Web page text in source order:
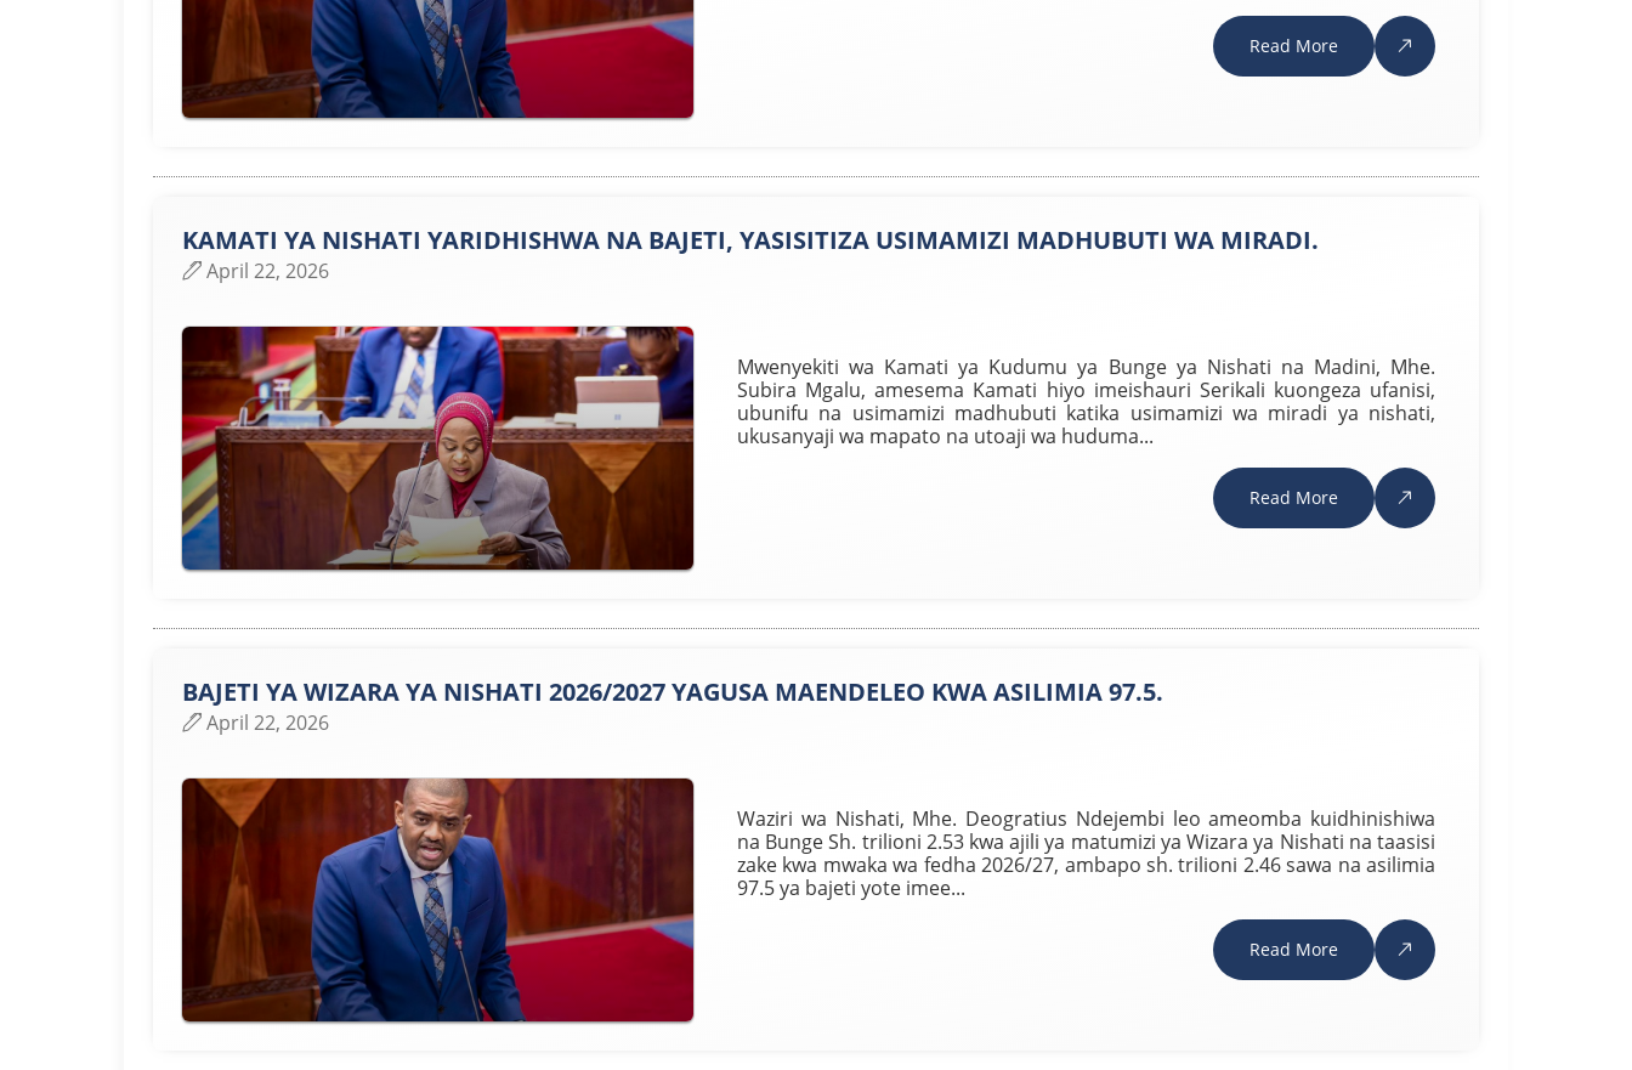
Read More
KAMATI YA NISHATI YARIDHISHWA NA BAJETI, YASISITIZA USIMAMIZI MADHUBUTI WA MIRADI.
April 22, 2026
Mwenyekiti wa Kamati ya Kudumu ya Bunge ya Nishati na Madini, Mhe.
Subira Mgalu, amesema Kamati hiyo imeishauri Serikali kuongeza ufanisi,
ubunifu na usimamizi madhubuti katika usimamizi wa miradi ya nishati,
ukusanyaji wa mapato na utoaji wa huduma...
Read More
BAJETI YA WIZARA YA NISHATI 2026/2027 YAGUSA MAENDELEO KWA ASILIMIA 97.5.
April 22, 2026
Waziri wa Nishati, Mhe. Deogratius Ndejembi leo ameomba kuidhinishiwa
na Bunge Sh. trilioni 2.53 kwa ajili ya matumizi ya Wizara ya Nishati na taasisi
zake kwa mwaka wa fedha 2026/27, ambapo sh. trilioni 2.46 sawa na asilimia
97.5 ya bajeti yote imee...
Read More